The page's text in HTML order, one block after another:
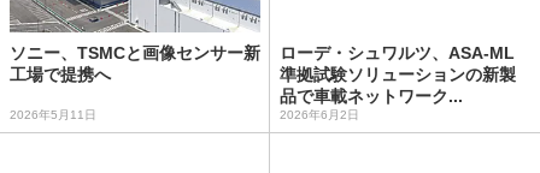
ソニー、TSMCと画像センサー新
工場で提携へ
2026年5月11日
ローデ・シュワルツ、ASA-ML
準拠試験ソリューションの新製
品で車載ネットワーク...
2026年6月2日